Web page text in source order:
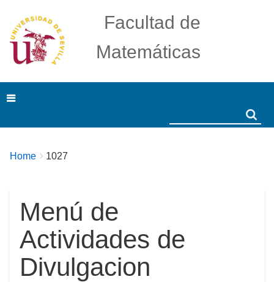
Facultad de
Matemáticas
Breadcrumbs
You
Home 1027
Menú de
Actividades de
Divulgacion